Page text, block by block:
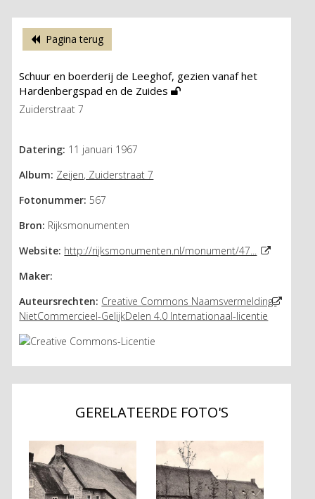
Pagina terug
Schuur en boerderij de Leeghof, gezien vanaf het
Hardenbergspad en de Zuides
Zuiderstraat 7
Datering: 11 januari 1967
Album: Zeijen, Zuiderstraat 7
Fotonummer: 567
Bron: Rijksmonumenten
Website: http://rijksmonumenten.nl/monument/47...
Maker:
Auteursrechten: Creative Commons Naamsvermelding-
NietCommercieel-GelijkDelen 4.0 Internationaal-licentie
GERELATEERDE FOTO'S